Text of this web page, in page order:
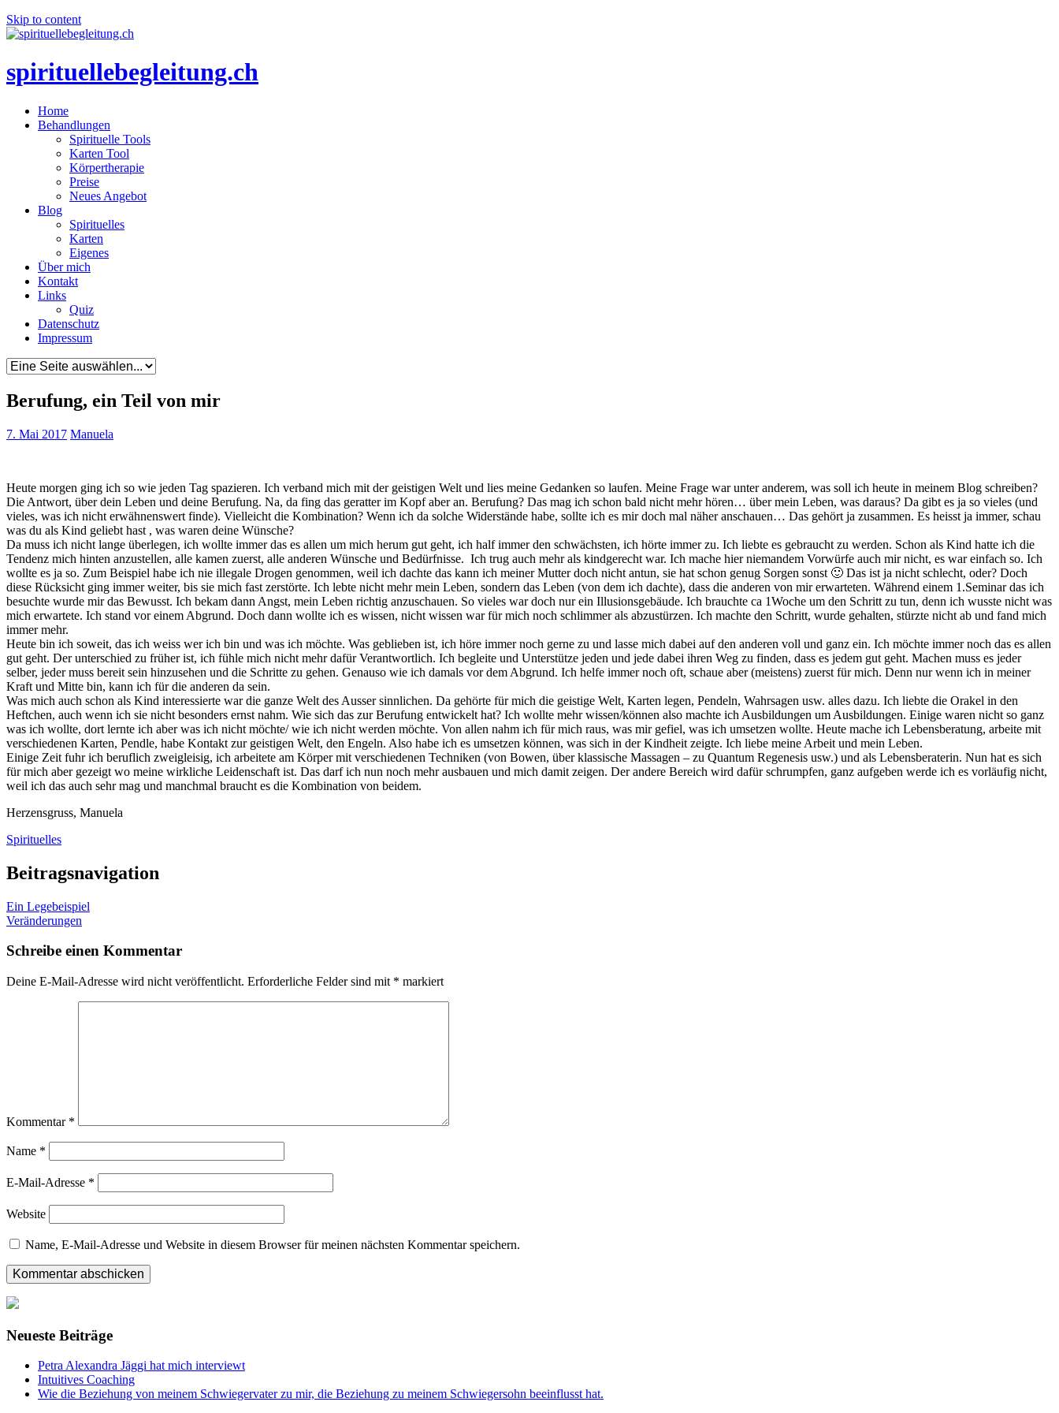
Skip to content
spirituellebegleitung.ch
Home
Behandlungen
Spirituelle Tools
Karten Tool
Körpertherapie
Preise
Neues Angebot
Blog
Spirituelles
Karten
Eigenes
Über mich
Kontakt
Links
Quiz
Datenschutz
Impressum
Berufung, ein Teil von mir
7. Mai 2017 Manuela
Heute morgen ging ich so wie jeden Tag spazieren. Ich verband mich mit der geistigen Welt und lies meine Gedanken so laufen. Meine Frage war unter anderem, was soll ich heute in meinem Blog schreiben?
Die Antwort, über dein Leben und deine Berufung. Na, da fing das geratter im Kopf aber an. Berufung? Das mag ich schon bald nicht mehr hören… über mein Leben, was daraus? Da gibt es ja so vieles (und
vieles, was ich nicht erwähnenswert finde). Vielleicht die Kombination? Wenn ich da solche Widerstände habe, sollte ich es mir doch mal näher anschauen… Das gehört ja zusammen. Es heisst ja immer, schau
was du als Kind geliebt hast , was waren deine Wünsche?
Da muss ich nicht lange überlegen, ich wollte immer das es allen um mich herum gut geht, ich half immer den schwächsten, ich hörte immer zu. Ich liebte es gebraucht zu werden. Schon als Kind hatte ich die
Tendenz mich hinten anzustellen, alle kamen zuerst, alle anderen Wünsche und Bedürfnisse. Ich trug auch mehr als kindgerecht war. Ich mache hier niemandem Vorwürfe auch mir nicht, es war einfach so. Ich
wollte es ja so. Zum Beispiel habe ich nie illegale Drogen genommen, weil ich dachte das kann ich meiner Mutter doch nicht antun, sie hat schon genug Sorgen sonst 🙂 Das ist ja nicht schlecht, oder? Doch
diese Rücksicht ging immer weiter, bis sie mich fast zerstörte. Ich lebte nicht mehr mein Leben, sondern das Leben (von dem ich dachte), dass die anderen von mir erwarteten. Während einem 1.Seminar das ich
besuchte wurde mir das Bewusst. Ich bekam dann Angst, mein Leben richtig anzuschauen. So vieles war doch nur ein Illusionsgebäude. Ich brauchte ca 1Woche um den Schritt zu tun, denn ich wusste nicht was
mich erwartete. Ich stand vor einem Abgrund. Doch dann wollte ich es wissen, nicht wissen war für mich noch schlimmer als abzustürzen. Ich machte den Schritt, wurde gehalten, stürzte nicht ab und fand mich
immer mehr.
Heute bin ich soweit, das ich weiss wer ich bin und was ich möchte. Was geblieben ist, ich höre immer noch gerne zu und lasse mich dabei auf den anderen voll und ganz ein. Ich möchte immer noch das es allen
gut geht. Der unterschied zu früher ist, ich fühle mich nicht mehr dafür Verantwortlich. Ich begleite und Unterstütze jeden und jede dabei ihren Weg zu finden, dass es jedem gut geht. Machen muss es jeder
selber, jeder muss bereit sein hinzusehen und die Schritte zu gehen. Genauso wie ich damals vor dem Abgrund. Ich helfe immer noch oft, schaue aber (meistens) zuerst für mich. Denn nur wenn ich in meiner
Kraft und Mitte bin, kann ich für die anderen da sein.
Was mich auch schon als Kind interessierte war die ganze Welt des Ausser sinnlichen. Da gehörte für mich die geistige Welt, Karten legen, Pendeln, Wahrsagen usw. alles dazu. Ich liebte die Orakel in den
Heftchen, auch wenn ich sie nicht besonders ernst nahm. Wie sich das zur Berufung entwickelt hat? Ich wollte mehr wissen/können also machte ich Ausbildungen um Ausbildungen. Einige waren nicht so ganz
was ich wollte, dort lernte ich aber was ich nicht möchte/ wie ich nicht werden möchte. Von allen nahm ich für mich raus, was mir gefiel, was ich umsetzen wollte. Heute mache ich Lebensberatung, arbeite mit
verschiedenen Karten, Pendle, habe Kontakt zur geistigen Welt, den Engeln. Also habe ich es umsetzen können, was sich in der Kindheit zeigte. Ich liebe meine Arbeit und mein Leben.
Einige Zeit fuhr ich beruflich zweigleisig, ich arbeitete am Körper mit verschiedenen Techniken (von Bowen, über klassische Massagen – zu Quantum Regenesis usw.) und als Lebensberaterin. Nun hat es sich
für mich aber gezeigt wo meine wirkliche Leidenschaft ist. Das darf ich nun noch mehr ausbauen und mich damit zeigen. Der andere Bereich wird dafür schrumpfen, ganz aufgeben werde ich es vorläufig nicht,
weil ich das auch sehr mag und manchmal braucht es die Kombination von beidem.
Herzensgruss, Manuela
Spirituelles
Beitragsnavigation
Ein Legebeispiel
Veränderungen
Schreibe einen Kommentar
Deine E-Mail-Adresse wird nicht veröffentlicht. Erforderliche Felder sind mit * markiert
Kommentar *
Name *
E-Mail-Adresse *
Website
Name, E-Mail-Adresse und Website in diesem Browser für meinen nächsten Kommentar speichern.
Neueste Beiträge
Petra Alexandra Jäggi hat mich interviewt
Intuitives Coaching
Wie die Beziehung von meinem Schwiegervater zu mir, die Beziehung zu meinem Schwiegersohn beeinflusst hat.